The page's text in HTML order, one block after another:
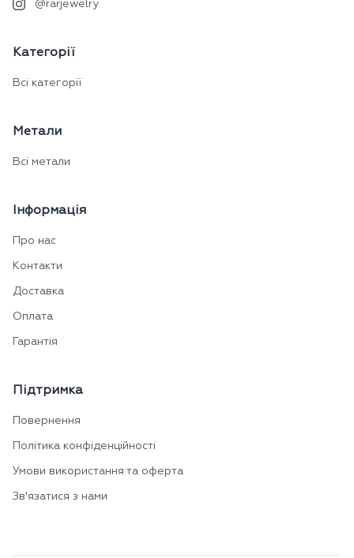
@rarjewelry
Категорії
Всі категорії
Метали
Всі метали
Інформація
Про нас
Контакти
Доставка
Оплата
Гарантія
Підтримка
Повернення
Політика конфіденційності
Умови використання та оферта
Зв'язатися з нами